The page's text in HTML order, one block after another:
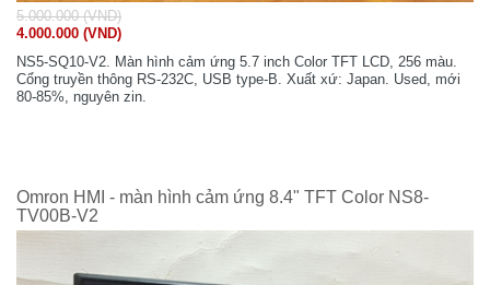
5.000.000 (VND)
4.000.000 (VND)
NS5-SQ10-V2. Màn hình cảm ứng 5.7 inch Color TFT LCD, 256 màu.
Cổng truyền thông RS-232C, USB type-B. Xuất xứ: Japan. Used, mới
80-85%, nguyên zin.
Omron HMI - màn hình cảm ứng 8.4" TFT Color NS8-
TV00B-V2